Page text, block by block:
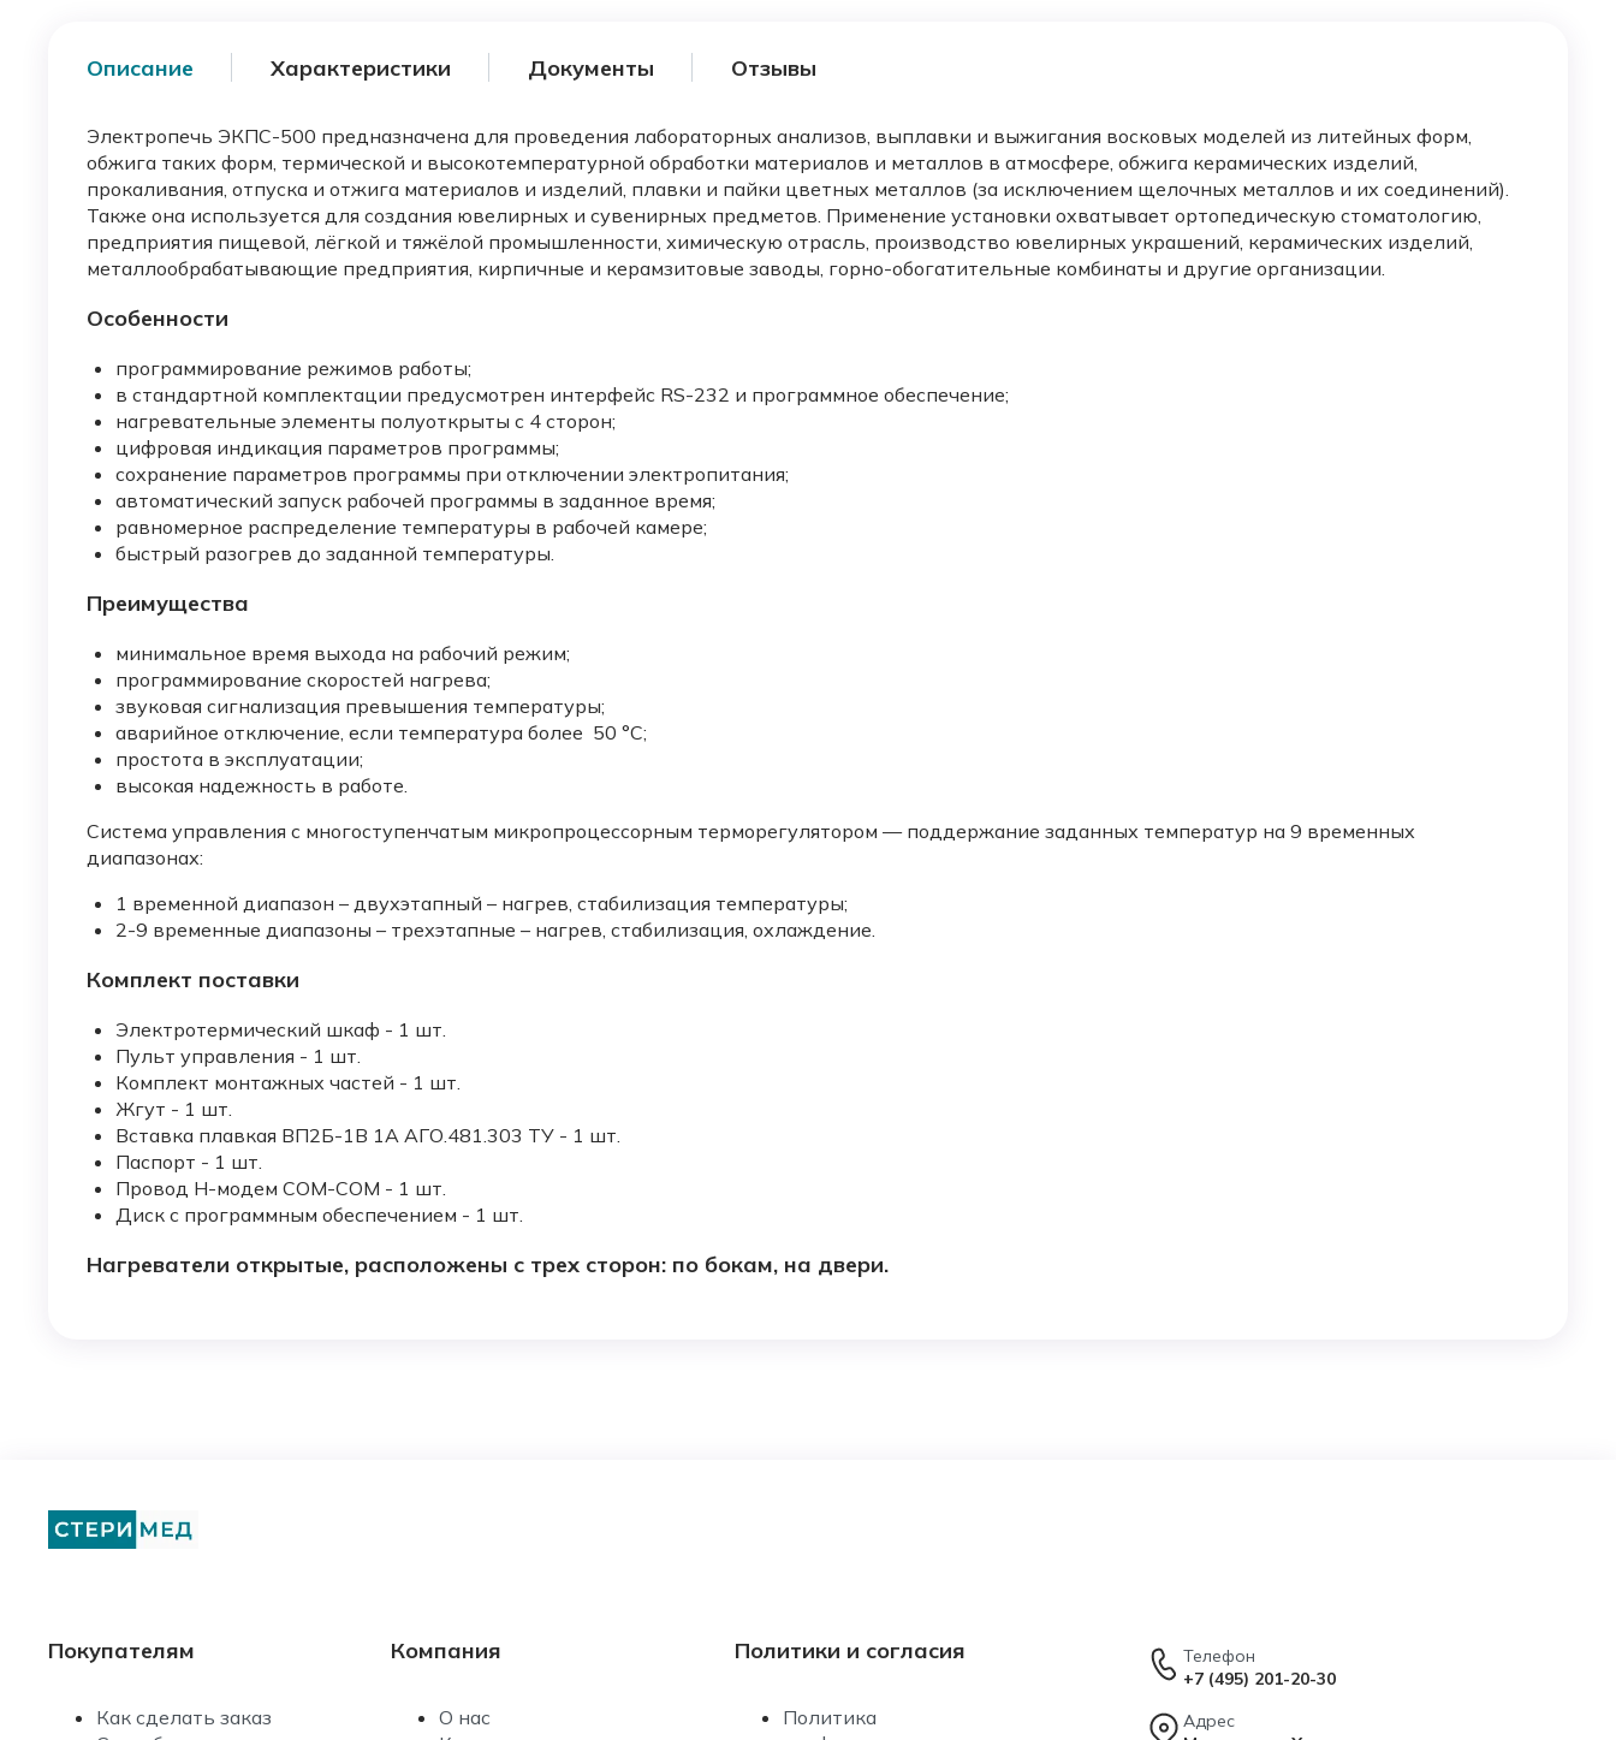
Описание Характеристики Документы Отзывы
Электропечь ЭКПС-500 предназначена для проведения лабораторных анализов, выплавки и выжигания восковых моделей из литейных форм,
обжига таких форм, термической и высокотемпературной обработки материалов и металлов в атмосфере, обжига керамических изделий,
прокаливания, отпуска и отжига материалов и изделий, плавки и пайки цветных металлов (за исключением щелочных металлов и их соединений).
Также она используется для создания ювелирных и сувенирных предметов. Применение установки охватывает ортопедическую стоматологию,
предприятия пищевой, лёгкой и тяжёлой промышленности, химическую отрасль, производство ювелирных украшений, керамических изделий,
металлообрабатывающие предприятия, кирпичные и керамзитовые заводы, горно-обогатительные комбинаты и другие организации.
Особенности
программирование режимов работы;
в стандартной комплектации предусмотрен интерфейс RS-232 и программное обеспечение;
нагревательные элементы полуоткрыты с 4 сторон;
цифровая индикация параметров программы;
сохранение параметров программы при отключении электропитания;
автоматический запуск рабочей программы в заданное время;
равномерное распределение температуры в рабочей камере;
быстрый разогрев до заданной температуры.
Преимущества
минимальное время выхода на рабочий режим;
программирование скоростей нагрева;
звуковая сигнализация превышения температуры;
аварийное отключение, если температура более 50 °С;
простота в эксплуатации;
высокая надежность в работе.
Система управления с многоступенчатым микропроцессорным терморегулятором — поддержание заданных температур на 9 временных
диапазонах:
1 временной диапазон – двухэтапный – нагрев, стабилизация температуры;
2-9 временные диапазоны – трехэтапные – нагрев, стабилизация, охлаждение.
Комплект поставки
Электротермический шкаф - 1 шт.
Пульт управления - 1 шт.
Комплект монтажных частей - 1 шт.
Жгут - 1 шт.
Вставка плавкая ВП2Б-1В 1А АГО.481.303 ТУ - 1 шт.
Паспорт - 1 шт.
Провод Н-модем СОМ-СОМ - 1 шт.
Диск с программным обеспечением - 1 шт.
Нагреватели открытые, расположены с трех сторон: по бокам, на двери.
Покупателям
Как сделать заказ
Компания
О нас
Политики и согласия
Политика
Телефон
+7 (495) 201-20-30
Адрес